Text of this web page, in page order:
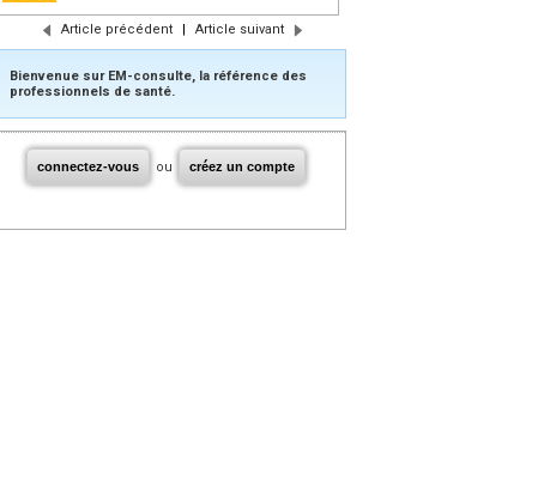
Article précédent | Article suivant
Bienvenue sur EM-consulte, la référence des
professionnels de santé.
connectez-vous ou créez un compte